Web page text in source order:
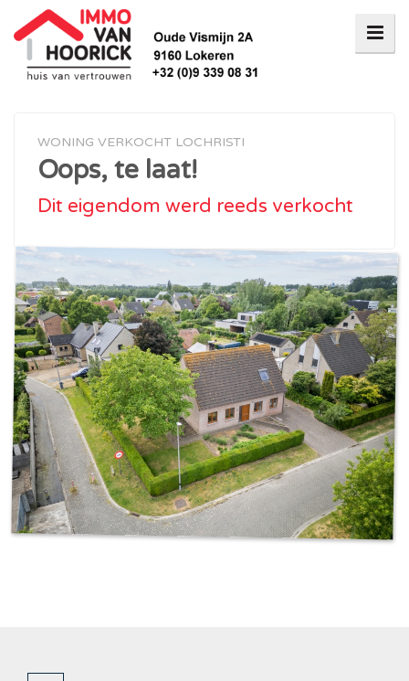
WONING VERKOCHT LOCHRISTI
Oops, te laat!
Dit eigendom werd reeds verkocht